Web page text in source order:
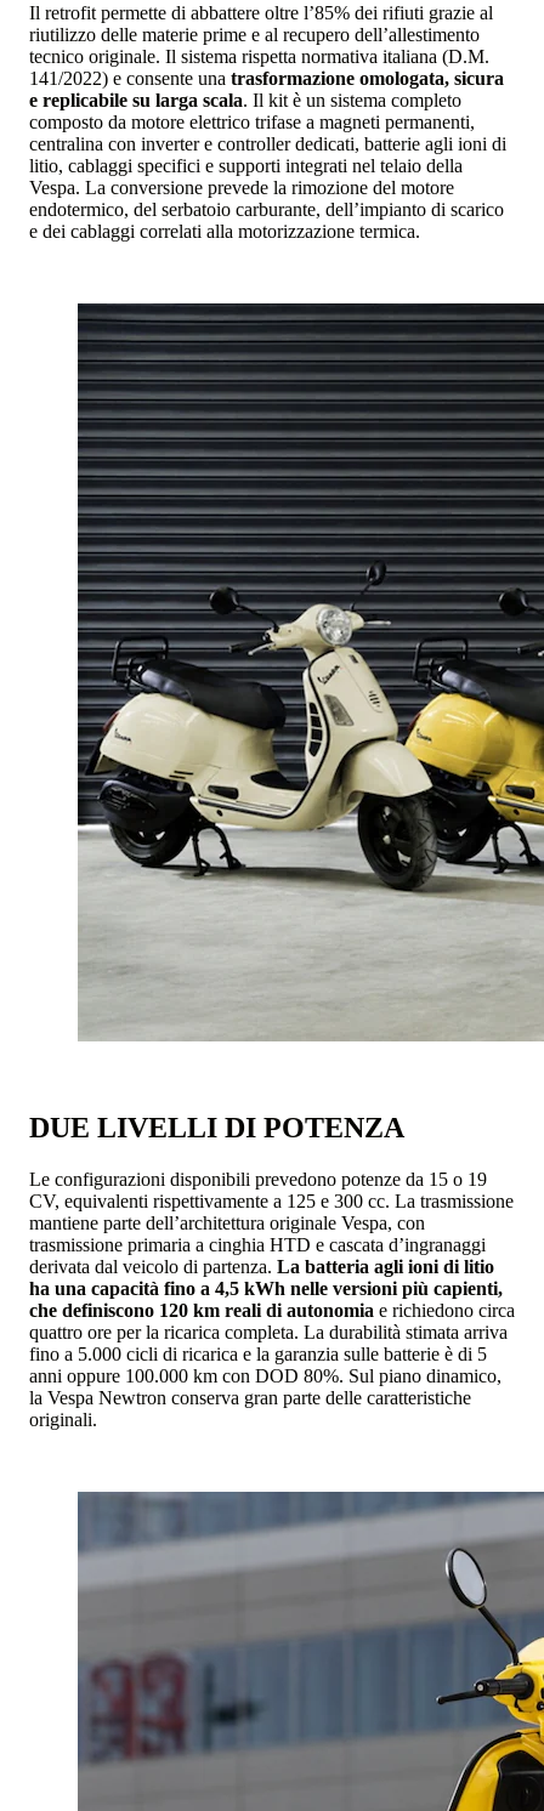
Il retrofit permette di abbattere oltre l’85% dei rifiuti grazie al
riutilizzo delle materie prime e al recupero dell’allestimento
tecnico originale. Il sistema rispetta normativa italiana (D.M.
141/2022) e consente una trasformazione omologata, sicura
e replicabile su larga scala. Il kit è un sistema completo
composto da motore elettrico trifase a magneti permanenti,
centralina con inverter e controller dedicati, batterie agli ioni di
litio, cablaggi specifici e supporti integrati nel telaio della
Vespa. La conversione prevede la rimozione del motore
endotermico, del serbatoio carburante, dell’impianto di scarico
e dei cablaggi correlati alla motorizzazione termica.
DUE LIVELLI DI POTENZA
Le configurazioni disponibili prevedono potenze da 15 o 19
CV, equivalenti rispettivamente a 125 e 300 cc. La trasmissione
mantiene parte dell’architettura originale Vespa, con
trasmissione primaria a cinghia HTD e cascata d’ingranaggi
derivata dal veicolo di partenza. La batteria agli ioni di litio
ha una capacità fino a 4,5 kWh nelle versioni più capienti,
che definiscono 120 km reali di autonomia e richiedono circa
quattro ore per la ricarica completa. La durabilità stimata arriva
fino a 5.000 cicli di ricarica e la garanzia sulle batterie è di 5
anni oppure 100.000 km con DOD 80%. Sul piano dinamico,
la Vespa Newtron conserva gran parte delle caratteristiche
originali.